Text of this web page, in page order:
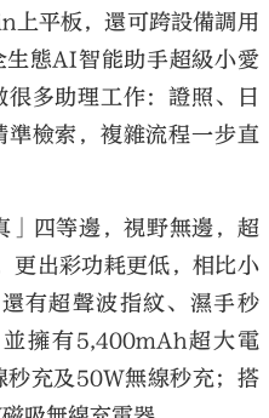
上平板，還可跨設備調用
態AI智能助手超級小愛
多助理工作：證照、日
檢索，複雜流程一步直
」四等邊，視野無邊，超
更出彩功耗更低，相比小
有超聲波指紋、濕手秒
擁有5,400mAh超大電
充及50W無線秒充；搭